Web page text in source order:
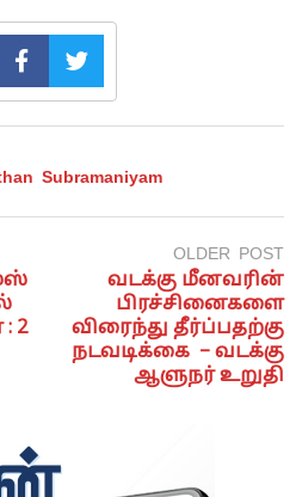
Subramaniyam
2
OLDER POST
வடக்கு மீனவரின்
பிரச்சினைகளை
விரைந்து தீர்ப்பதற்கு
நடவடிக்கை – வடக்கு
ஆளுநர் உறுதி